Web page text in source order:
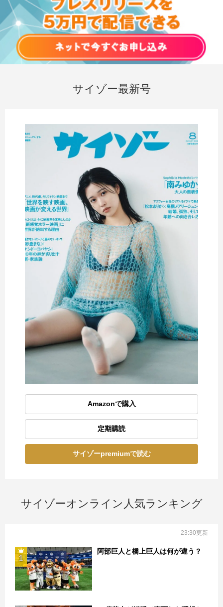
サイゾー最新号
Amazonで購入
定期購読
サイゾーpremiumで読む
サイゾーオンライン人気ランキング
23:30更新
1
阿部巨人と橋上巨人は何が違う？